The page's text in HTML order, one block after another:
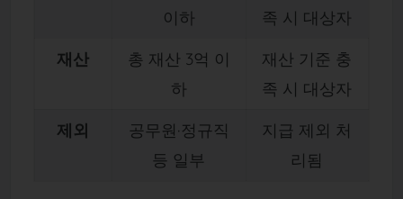
이하
족 시 대상자
재산
총 재산 3억 이
하
재산 기준 충
족 시 대상자
제외
공무원·정규직
등 일부
지급 제외 처
리됨